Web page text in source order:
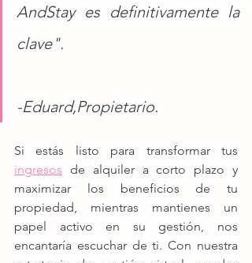
AndStay es definitivamente la
clave".
-Eduard,Propietario.
ingresos de alquiler a corto plazo y
maximizar los beneficios de tu
propiedad, mientras mantienes un
papel activo en su gestión, nos
encantaría escuchar de ti. Con nuestra